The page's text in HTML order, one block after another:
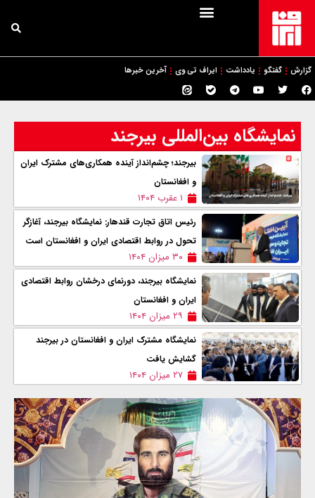
گزارش گفتگو یادداشت ایراف تی وی آخرین خبرها
نمایشگاه بین‌المللی بیرجند
بیرجند؛ چشم‌انداز آینده همکاری‌های مشترک ایران
و افغانستان
۱ عقرب ۱۴۰۴
رئیس اتاق تجارت قندهار: نمایشگاه بیرجند، آغازگر
تحول در روابط اقتصادی ایران و افغانستان است
۳۰ میزان ۱۴۰۴
نمایشگاه بیرجند، دورنمای درخشان روابط اقتصادی
ایران و افغانستان
۲۹ میزان ۱۴۰۴
نمایشگاه مشترک ایران و افغانستان در بیرجند
گشایش یافت
۲۷ میزان ۱۴۰۴